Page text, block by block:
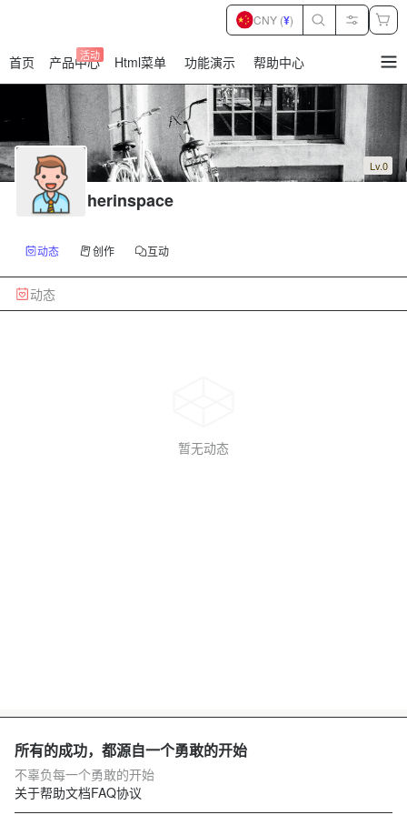
首页 产品中心
活动 Html菜单 功能演示 帮助中心
CNY (¥)
Lv.0
herinspace
动态 创作 互动
动态
暂无动态
所有的成功，都源自一个勇敢的开始
不辜负每一个勇敢的开始
关于帮助文档FAQ协议